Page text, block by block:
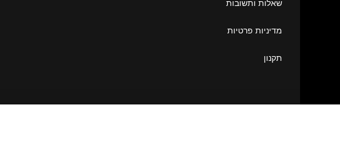
שאלות ותשובות
מדיניות פרטיות
תקנון